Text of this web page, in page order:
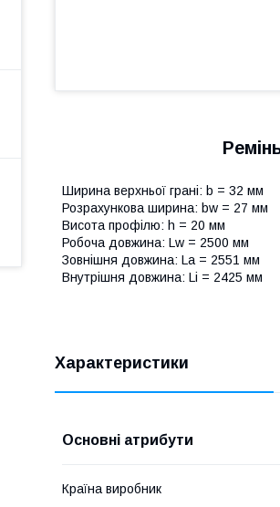
Ширина верхньої грані: b = 32 мм
Розрахункова ширина: bw = 27 мм
Висота профілю: h = 20 мм
Робоча довжина: Lw = 2500 мм
Зовнішня довжина: La = 2551 мм
Внутрішня довжина: Li = 2425 мм
Характеристики
Основні атрибути
Країна виробник